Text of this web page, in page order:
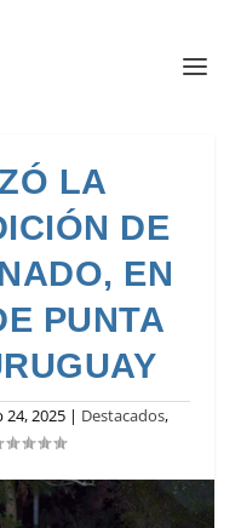
LA
DE
EN
PUNTA
24, 2025| Destacados,